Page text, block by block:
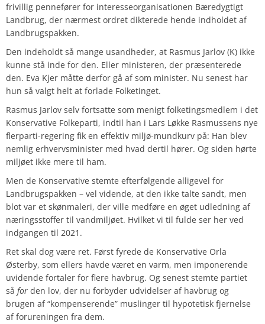
frivillig pennefører for interesseorganisationen Bæredygtigt
Landbrug, der nærmest ordret dikterede hende indholdet af
Landbrugspakken.
Den indeholdt så mange usandheder, at Rasmus Jarlov (K) ikke
kunne stå inde for den. Eller ministeren, der præsenterede
den. Eva Kjer måtte derfor gå af som minister. Nu senest har
hun så valgt helt at forlade Folketinget.
Rasmus Jarlov selv fortsatte som menigt folketingsmedlem i det
Konservative Folkeparti, indtil han i Lars Løkke Rasmussens nye
flerparti-regering fik en effektiv miljø-mundkurv på: Han blev
nemlig erhvervsminister med hvad dertil hører. Og siden hørte
miljøet ikke mere til ham.
Men de Konservative stemte efterfølgende alligevel for
Landbrugspakken – vel vidende, at den ikke talte sandt, men
blot var et skønmaleri, der ville medføre en øget udledning af
næringsstoffer til vandmiljøet. Hvilket vi til fulde ser her ved
indgangen til 2021.
Ret skal dog være ret. Først fyrede de Konservative Orla
Østerby, som ellers havde været en varm, men imponerende
uvidende fortaler for flere havbrug. Og senest stemte partiet
så for den lov, der nu forbyder udvidelser af havbrug og
brugen af “kompenserende” muslinger til hypotetisk fjernelse
af forureningen fra dem.